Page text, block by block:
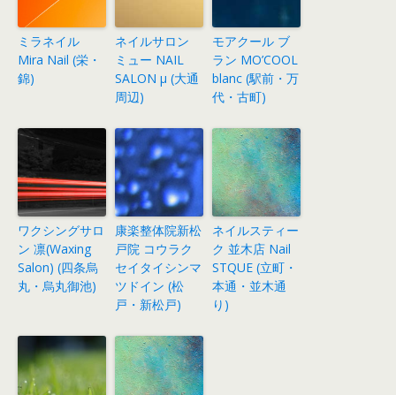
ミラネイル
Mira Nail (栄・
錦)
ネイルサロン
ミュー NAIL
SALON μ (大通
周辺)
モアクール ブ
ラン MO’COOL
blanc (駅前・万
代・古町)
ワクシングサロ
ン 凛(Waxing
Salon) (四条烏
丸・烏丸御池)
康楽整体院新松
戸院 コウラク
セイタイシンマ
ツドイン (松
戸・新松戸)
ネイルスティー
ク 並木店 Nail
STQUE (立町・
本通・並木通
り)